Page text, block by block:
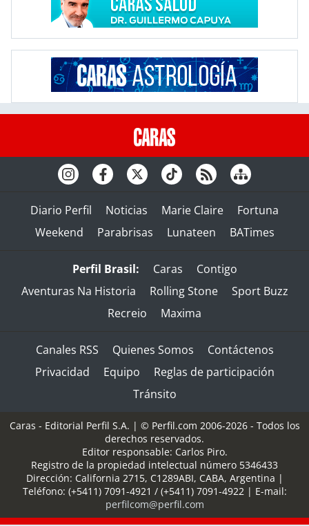
Diario Perfil Noticias Marie Claire
Fortuna
Weekend
Parabrisas Lunateen BATimes
Perfil Brasil: Caras
Contigo
Aventuras Na Historia
Rolling Stone
Sport Buzz
Recreio
Maxima
Canales RSS Quienes Somos
Contáctenos
Privacidad
Equipo
Reglas de participación
Tránsito
Caras - Editorial Perfil S.A. | © Perfil.com 2006-2026 - Todos los
derechos reservados.
Editor responsable: Carlos Piro.
Registro de la propiedad intelectual número 5346433
Dirección: California 2715, C1289ABI, CABA, Argentina |
Teléfono: (+5411) 7091-4921 / (+5411) 7091-4922| E-mail:
perfilcom@perfil.com